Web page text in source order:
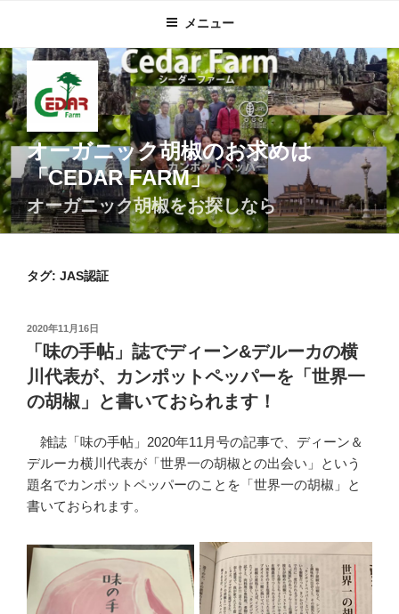
テ
ン
ツ
へ
ス
キ
ッ
プ
オーガニック胡椒のお求めは
「CEDAR FARM」
オーガニック胡椒をお探しなら
メニュー
タグ: JAS認証
投
2020年11月16日
「味の手帖」誌でディーン&デルーカの横
川代表が、カンポットペッパーを「世界一
の胡椒」と書いておられます！
雑誌「味の手帖」2020年11月号の記事で、ディーン＆
デルーカ横川代表が「世界一の胡椒との出会い」という
題名でカンポットペッパーのことを「世界一の胡椒」と
書いておられます。